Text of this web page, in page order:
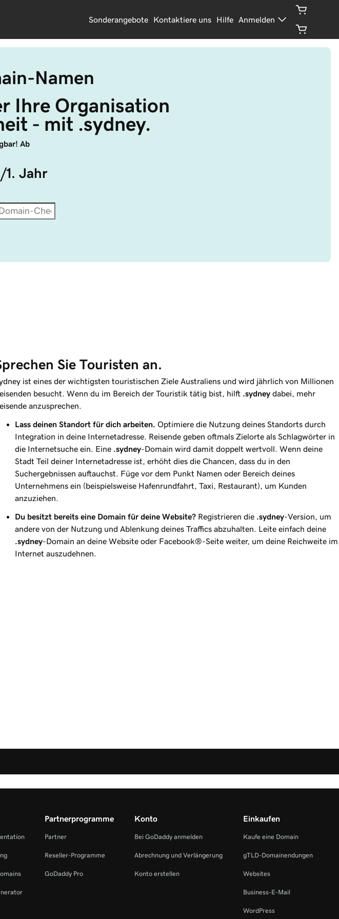
Sonderangebote Kontaktiere uns Hilfe Anmelden
Namen
Ihre Organisation
- mit .sydney.
Ab
/1. Jahr
Sie Touristen an.
ist eines der wichtigsten touristischen Ziele Australiens und wird jährlich von Millionen
besucht. Wenn du im Bereich der Touristik tätig bist, hilft .sydney dabei, mehr
anzusprechen.
Lass deinen Standort für dich arbeiten. Optimiere die Nutzung deines Standorts durch
Integration in deine Internetadresse. Reisende geben oftmals Zielorte als Schlagwörter in
die Internetsuche ein. Eine .sydney-Domain wird damit doppelt wertvoll. Wenn deine
Stadt Teil deiner Internetadresse ist, erhöht dies die Chancen, dass du in den
Suchergebnissen auftauchst. Füge vor dem Punkt Namen oder Bereich deines
Unternehmens ein (beispielsweise Hafenrundfahrt, Taxi, Restaurant), um Kunden
anzuziehen.
Du besitzt bereits eine Domain für deine Website? Registrieren die .sydney-Version, um
andere von der Nutzung und Ablenkung deines Traffics abzuhalten. Leite einfach deine
.sydney-Domain an deine Website oder Facebook®-Seite weiter, um deine Reichweite im
Internet auszudehnen.
Partnerprogramme
Partner
Reseller-Programme
GoDaddy Pro
Konto
Bei GoDaddy anmelden
Abrechnung und Verlängerung
Konto erstellen
Einkaufen
Kaufe eine Domain
gTLD-Domainendungen
Websites
Business-E-Mail
WordPress